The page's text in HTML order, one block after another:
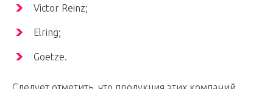
Victor Reinz;
Elring;
Goetze.